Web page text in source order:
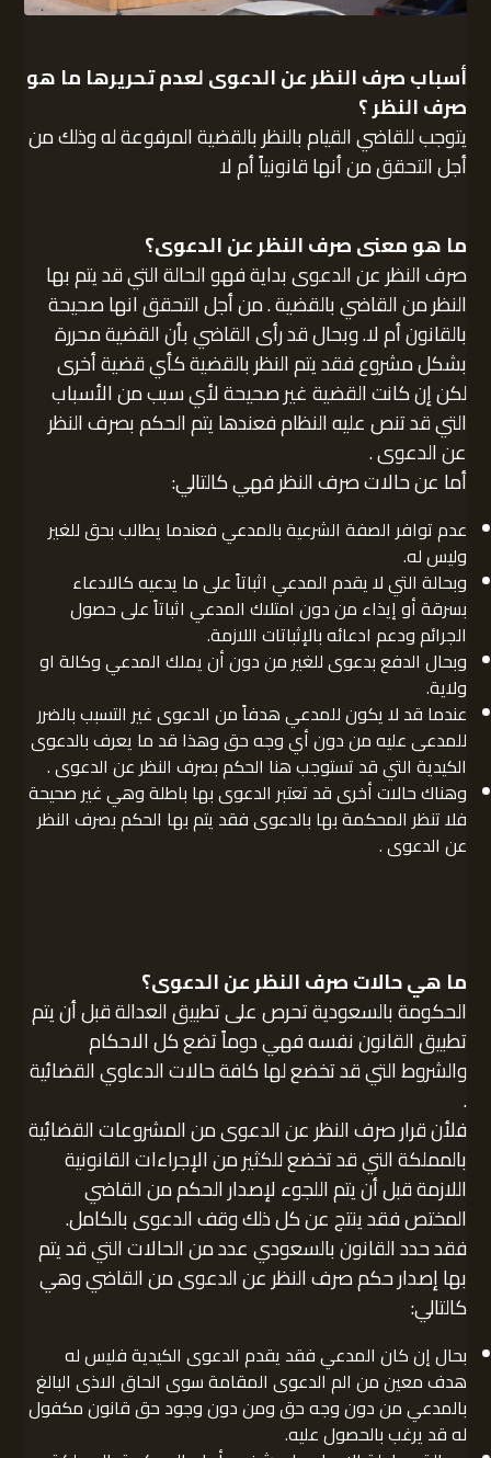
أسباب صرف النظر عن الدعوى لعدم تحريرها ما هو
صرف النظر ؟
يتوجب للقاضي القيام بالنظر بالقضية المرفوعة له وذلك من
أجل التحقق من أنها قانونياً أم لا
ما هو معنى صرف النظر عن الدعوى؟
صرف النظر عن الدعوى بداية فهو الحالة التي قد يتم بها
النظر من القاضي بالقضية . من أجل التحقق انها صحيحة
بالقانون أم لا. وبحال قد رأى القاضي بأن القضية محررة
بشكل مشروع فقد يتم النظر بالقضية كأي قضية أخرى
لكن إن كانت القضية غير صحيحة لأي سبب من الأسباب
التي قد تنص عليه النظام فعندها يتم الحكم بصرف النظر
عن الدعوى .
أما عن حالات صرف النظر فهي كالتالي:
عدم توافر الصفة الشرعية بالمدعي فعندما يطالب بحق للغير
وليس له.
وبحالة التي لا يقدم المدعي اثباتاً على ما يدعيه كالادعاء
بسرقة أو إيذاء من دون امتلاك المدعي اثباتاً على حصول
الجرائم ودعم ادعائه بالإثباتات اللازمة.
وبحال الدفع بدعوى للغير من دون أن يملك المدعي وكالة او
ولاية.
عندما قد لا يكون للمدعي هدفاً من الدعوى غير التسبب بالضرر
للمدعى عليه من دون أي وجه حق وهذا قد ما يعرف بالدعوى
الكيدية التي قد تستوجب هنا الحكم بصرف النظر عن الدعوى .
وهناك حالات أخرى قد تعتبر الدعوى بها باطلة وهي غير صحيحة
فلا تنظر المحكمة بها بالدعوى فقد يتم بها الحكم بصرف النظر
عن الدعوى .
ما هي حالات صرف النظر عن الدعوى؟
الحكومة بالسعودية تحرص على تطبيق العدالة قبل أن يتم
تطبيق القانون نفسه فهي دوماً تضع كل الاحكام
والشروط التي قد تخضع لها كافة حالات الدعاوي القضائية
.
فلأن قرار صرف النظر عن الدعوى من المشروعات القضائية
بالمملكة التي قد تخضع للكثير من الإجراءات القانونية
اللازمة قبل أن يتم اللجوء لإصدار الحكم من القاضي
المختص فقد ينتج عن كل ذلك وقف الدعوى بالكامل.
فقد حدد القانون بالسعودي عدد من الحالات التي قد يتم
بها إصدار حكم صرف النظر عن الدعوى من القاضي وهي
كالتالي:
بحال إن كان المدعي فقد يقدم الدعوى الكيدية فليس له
هدف معين من الم الدعوى المقامة سوى الحاق الاذى البالغ
بالمدعي من دون وجه حق ومن دون وجود حق قانون مكفول
له قد يرغب بالحصول عليه.